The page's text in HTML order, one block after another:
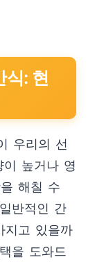
식: 현
우리의 선
이 높거나 영
해칠 수
반적인 간
지고 있을까
을 도와드